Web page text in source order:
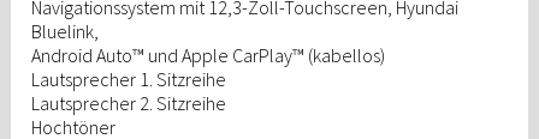
Navigationssystem mit 12,3-Zoll-Touchscreen, Hyundai
Bluelink,
Android Auto™ und Apple CarPlay™ (kabellos)
Lautsprecher 1. Sitzreihe
Lautsprecher 2. Sitzreihe
Hochtöner